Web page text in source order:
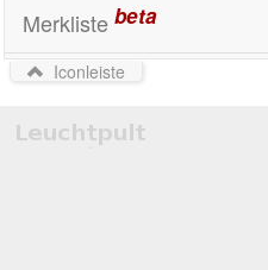
Merkliste beta
Iconleiste